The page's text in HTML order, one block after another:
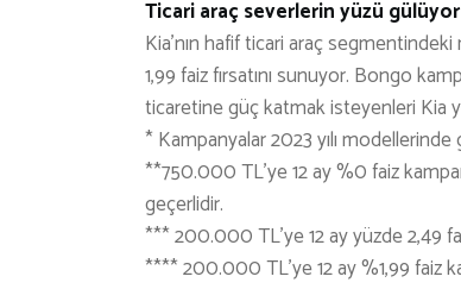
Ticari araç severlerin yüzü gülüyor
Kia’nın hafif ticari araç
1,99 faiz fırsatını sunuyor. Bongo
ticaretine güç katmak isteyenleri Kia
* Kampanyalar 2023 yılı modellerinde
**750.000 TL’ye 12 ay %0 faiz
geçerlidir.
*** 200.000 TL’ye 12 ay yüzde 2,49
**** 200.000 TL’ye 12 ay %1,99 faiz